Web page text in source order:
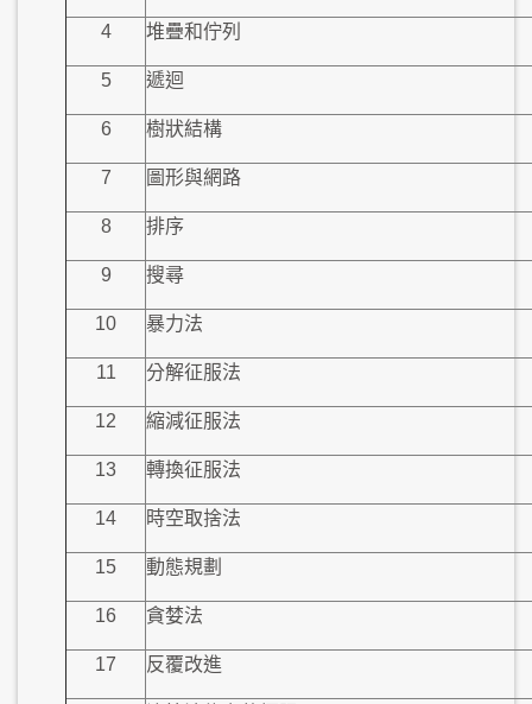
4 堆疊和佇列
5 遞迴
6 樹狀結構
7 圖形與網路
8 排序
9 搜尋
10 暴力法
11 分解征服法
12 縮減征服法
13 轉換征服法
14 時空取捨法
15 動態規劃
16 貪婪法
17 反覆改進